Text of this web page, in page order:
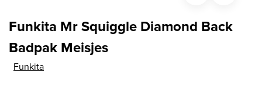
Funkita Mr Squiggle Diamond Back
Badpak Meisjes
Funkita